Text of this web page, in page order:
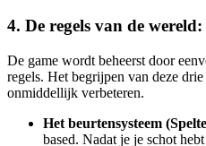
4. De regels van de
De game wordt beheerst door
regels. Het begrijpen van deze
onmiddellijk verbeteren.
Het beurtensysteem
based. Nadat je je schot